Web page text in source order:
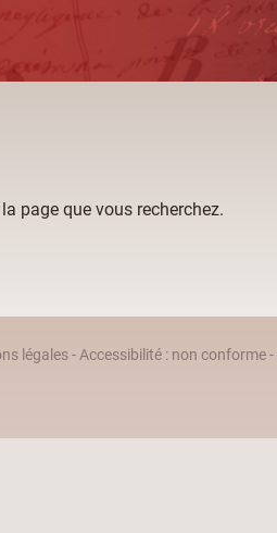
page que vous recherchez.
légales-Accessibilité : non conforme-